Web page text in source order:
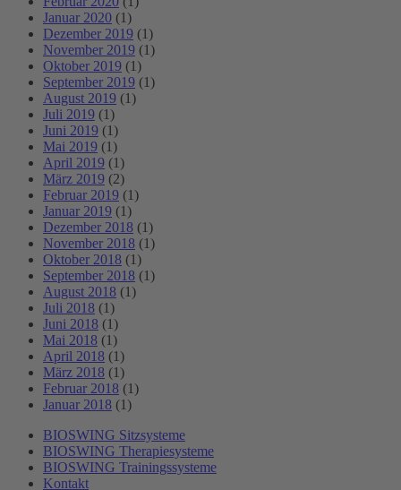
Januar 2020 (1)
Dezember 2019 (1)
November 2019 (1)
Oktober 2019 (1)
September 2019 (1)
August 2019 (1)
Juli 2019 (1)
Juni 2019 (1)
Mai 2019 (1)
April 2019 (1)
März 2019 (2)
Februar 2019 (1)
Januar 2019 (1)
Dezember 2018 (1)
November 2018 (1)
Oktober 2018 (1)
September 2018 (1)
August 2018 (1)
Juli 2018 (1)
Juni 2018 (1)
Mai 2018 (1)
April 2018 (1)
März 2018 (1)
Februar 2018 (1)
Januar 2018 (1)
BIOSWING Sitzsysteme
BIOSWING Therapiesysteme
BIOSWING Trainingssysteme
Kontakt